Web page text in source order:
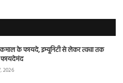
के फायदे, इम्यूनिटी से लेकर त्वचा तक
2026